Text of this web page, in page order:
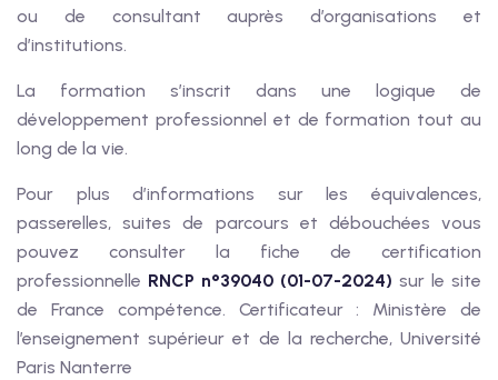
ou de consultant auprès d’organisations et
d’institutions.
La formation s’inscrit dans une logique de
développement professionnel et de formation tout au
long de la vie.
Pour plus d’informations sur les équivalences,
passerelles, suites de parcours et débouchées vous
pouvez consulter la fiche de certification
professionnelle RNCP n°39040 (01-07-2024) sur le site
de France compétence. Certificateur : Ministère de
l’enseignement supérieur et de la recherche, Université
Paris Nanterre